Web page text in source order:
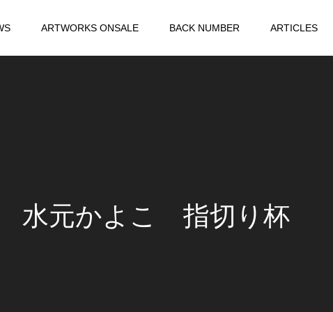
ARTWORKS ONSALE BACK NUMBER ARTICLES
水元かよこ 指切り杯